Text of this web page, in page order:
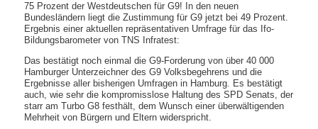
75 Prozent der Westdeutschen für G9! In den neuen
Bundesländern liegt die Zustimmung für G9 jetzt bei 49 Prozent.
Ergebnis einer aktuellen repräsentativen Umfrage für das Ifo-
Bildungsbarometer von TNS Infratest:
Das bestätigt noch einmal die G9-Forderung von über 40 000
Hamburger Unterzeichner des G9 Volksbegehrens und die
Ergebnisse aller bisherigen Umfragen in Hamburg. Es bestätigt
auch, wie sehr die kompromisslose Haltung des SPD Senats, der
starr am Turbo G8 festhält, dem Wunsch einer überwältigenden
Mehrheit von Bürgern und Eltern widerspricht.